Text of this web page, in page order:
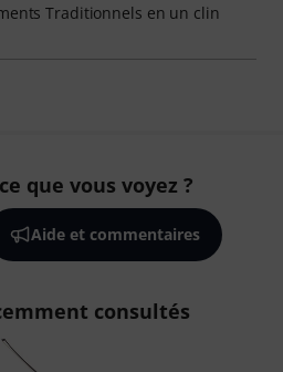
Traditionnels en un clin
que vous voyez ?
Aide et commentaires
consultés